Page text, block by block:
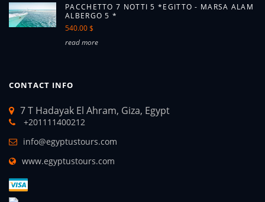
PACCHETTO 7 NOTTI 5 *EGITTO - MARSA ALAM
ALBERGO 5 *
540.00 $
read more
CONTACT INFO
7 T Hadayak El Ahram, Giza, Egypt
+201111400212
info@egyptustours.com
www.egyptustours.com